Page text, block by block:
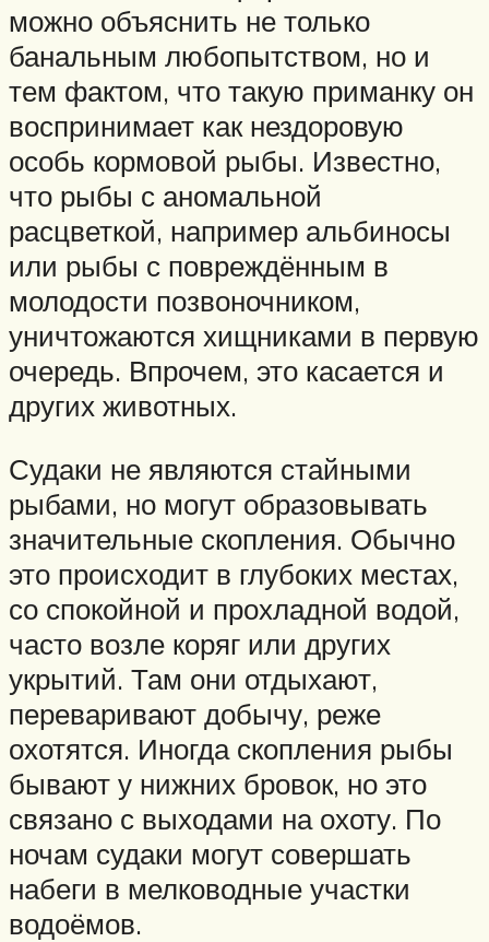
можно объяснить не только
банальным любопытством, но и
тем фактом, что такую приманку он
воспринимает как нездоровую
особь кормовой рыбы. Известно,
что рыбы с аномальной
расцветкой, например альбиносы
или рыбы с повреждённым в
молодости позвоночником,
уничтожаются хищниками в первую
очередь. Впрочем, это касается и
других животных.
Судаки не являются стайными
рыбами, но могут образовывать
значительные скопления. Обычно
это происходит в глубоких местах,
со спокойной и прохладной водой,
часто возле коряг или других
укрытий. Там они отдыхают,
переваривают добычу, реже
охотятся. Иногда скопления рыбы
бывают у нижних бровок, но это
связано с выходами на охоту. По
ночам судаки могут совершать
набеги в мелководные участки
водоёмов.